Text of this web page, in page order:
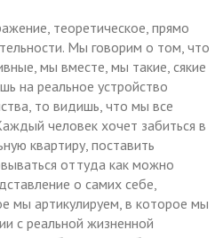
теоретическое, прямо
Мы говорим о том, что
мы вместе, мы такие, сякие
на реальное устройство
то видишь, что мы все
человек хочет забиться в
квартиру, поставить
оттуда как можно
о самих себе,
мы артикулируем, в которое мы
с реальной жизненной